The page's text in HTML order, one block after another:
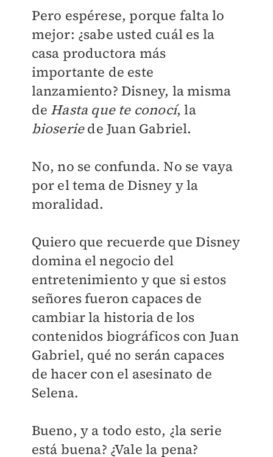
Pero espérese, porque falta lo
mejor: ¿sabe usted cuál es la
casa productora más
importante de este
lanzamiento? Disney, la misma
de Hasta que te conocí, la
bioseriede Juan Gabriel.
No, no se confunda. No se vaya
por el tema de Disney y la
moralidad.
Quiero que recuerde que Disney
domina el negocio del
entretenimiento y que si estos
señores fueron capaces de
cambiar la historia de los
contenidos biográficos con Juan
Gabriel, qué no serán capaces
de hacer con el asesinato de
Selena.
Bueno, y a todo esto, ¿la serie
está buena? ¿Vale la pena?